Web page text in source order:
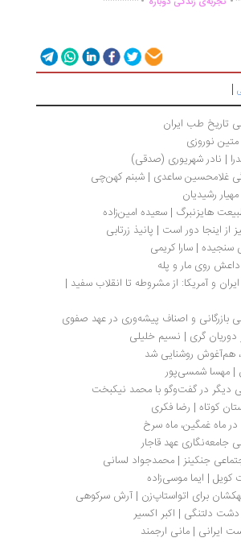
طب ایران
شهریوری (صدقی)
ساعدی | شبنم کهن‌چی
| سعیده امین‌زاده
دور است | پانیذ زرتابی
| سارا کریمی
مار و پله
درباره گفت‌وگوهای ایران و آمریکا: از مشروطه تا انقلاب سفید |
و اصناف پیشه‌وری در عهد صفوی
گری | نسیم خلیلی
روشنایی شد
شمسی‌پور
در گفت‌وگو با محمد نیکبخت
| رضا فکری
غمگین، ماه سرخ
عهد قاجار
| محمدجواد لسانی
ایما موسی‌زاده
برای اتواستاپ‌زن‌ | آرش سرکوهی
| اکبر اکسیر
| مانی ارجمند